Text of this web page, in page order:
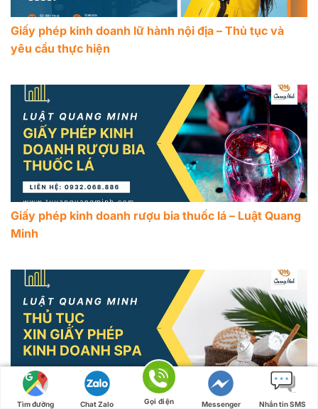
Giấy phép kinh doanh lữ hành nội địa – Thủ tục và
yêu cầu thực hiện
Giấy phép kinh doanh rượu bia thuốc lá – Luật Quang
Minh
Điều kiện và thủ tục xin giấy phép kinh doanh spa
Tìm đường Chat Zalo Gọi điện Messenger Nhắn tin SMS